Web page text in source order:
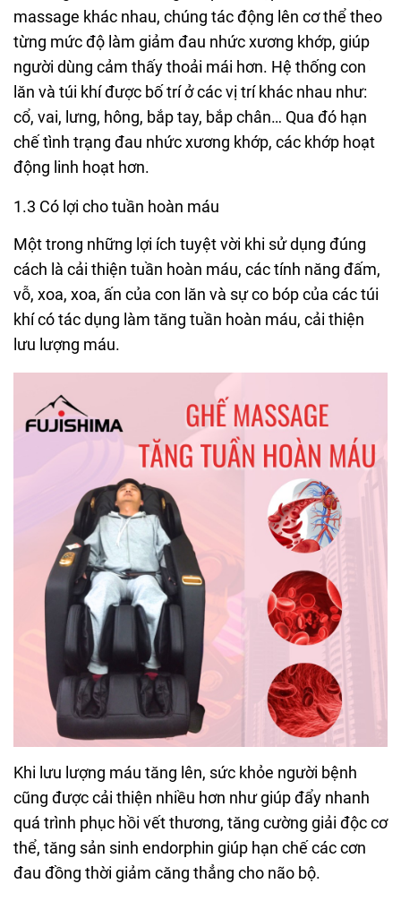
massage khác nhau, chúng tác động lên cơ thể theo
từng mức độ làm giảm đau nhức xương khớp, giúp
người dùng cảm thấy thoải mái hơn. Hệ thống con
lăn và túi khí được bố trí ở các vị trí khác nhau như:
cổ, vai, lưng, hông, bắp tay, bắp chân… Qua đó hạn
chế tình trạng đau nhức xương khớp, các khớp hoạt
động linh hoạt hơn.
1.3 Có lợi cho tuần hoàn máu
Một trong những lợi ích tuyệt vời khi sử dụng đúng
cách là cải thiện tuần hoàn máu, các tính năng đấm,
vỗ, xoa, xoa, ấn của con lăn và sự co bóp của các túi
khí có tác dụng làm tăng tuần hoàn máu, cải thiện
lưu lượng máu.
Khi lưu lượng máu tăng lên, sức khỏe người bệnh
cũng được cải thiện nhiều hơn như giúp đẩy nhanh
quá trình phục hồi vết thương, tăng cường giải độc cơ
thể, tăng sản sinh endorphin giúp hạn chế các cơn
đau đồng thời giảm căng thẳng cho não bộ.